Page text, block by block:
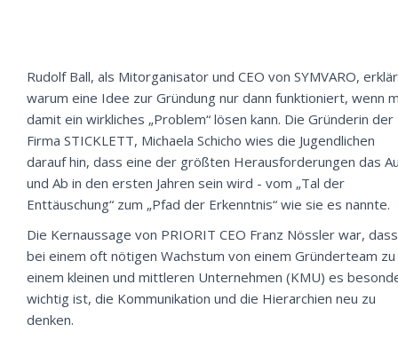
Rudolf Ball, als Mitorganisator und CEO von SYMVARO,
warum eine Idee zur Gründung nur dann funktioniert, wenn
damit ein wirkliches „Problem“ lösen kann. Die Gründerin der
Firma STICKLETT, Michaela Schicho wies die Jugendlichen
darauf hin, dass eine der größten Herausforderungen das
und Ab in den ersten Jahren sein wird - vom „Tal der
Enttäuschung“ zum „Pfad der Erkenntnis“ wie sie es nannte.
Die Kernaussage von PRIORIT CEO Franz Nössler war, dass
bei einem oft nötigen Wachstum von einem Gründerteam zu
einem kleinen und mittleren Unternehmen (KMU) es
wichtig ist, die Kommunikation und die Hierarchien neu zu
denken.